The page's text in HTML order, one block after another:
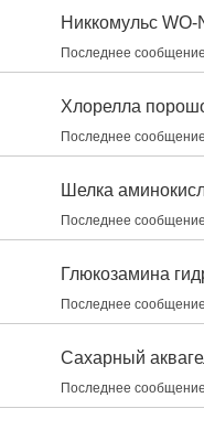
Никкомульс WO-
Последнее
Хлорелла
Последнее
Шелка
Последнее
Глюкозамина
Последнее
Сахарный
Последнее